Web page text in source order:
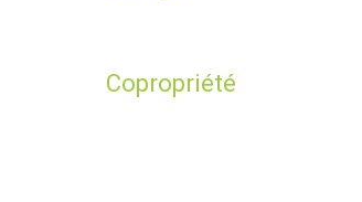
Copropriété